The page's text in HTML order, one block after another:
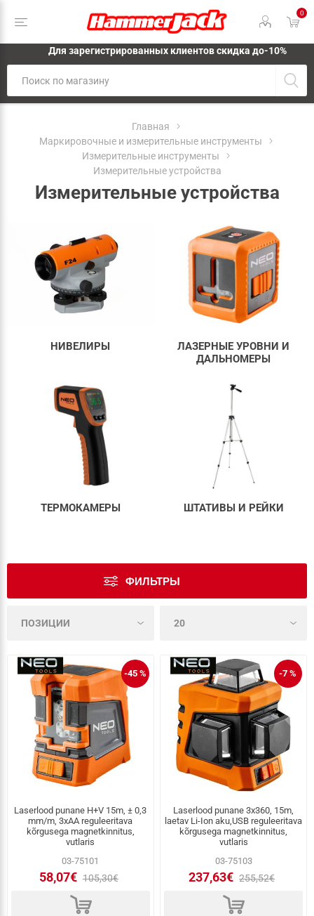
0
Для зарегистрированных клиентов скидка до-10%
Главная
Маркировочные и измерительные инструменты
Измерительные инструменты
Измерительные устройства
Измерительные устройства
НИВЕЛИРЫ
ЛАЗЕРНЫЕ УРОВНИ И
ДАЛЬНОМЕРЫ
ТЕРМОКАМЕРЫ ШТАТИВЫ И РЕЙКИ
ФИЛЬТРЫ
-45 %
Laserlood punane H+V 15m, ± 0,3
mm/m, 3xAA reguleeritava
kõrgusega magnetkinnitus,
vutlaris
03-75101
58,07€ 105,30€
d
-7 %
Laserlood punane 3x360, 15m,
laetav Li-Ion aku,USB reguleeritava
kõrgusega magnetkinnitus,
vutlaris
03-75103
237,63€ 255,52€
d